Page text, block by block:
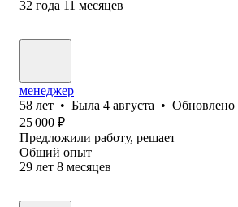
32 года 11 месяцев
менеджер
58 лет • Была 4 августа • Обновлено
25 000 ₽
Предложили работу, решает
Общий опыт
29 лет 8 месяцев